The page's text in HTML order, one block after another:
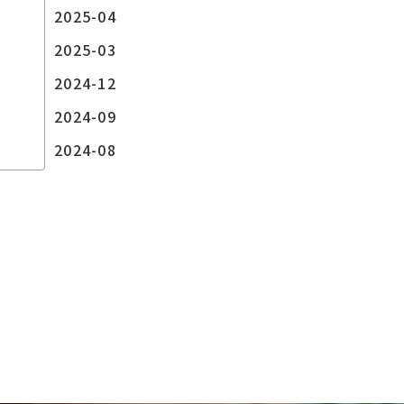
2025-04
2025-03
2024-12
2024-09
2024-08